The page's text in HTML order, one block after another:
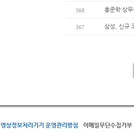
368 홍준학 상
367 삼성, 신규
영상정보처리기기 운영관리방침 이메일무단수집거부